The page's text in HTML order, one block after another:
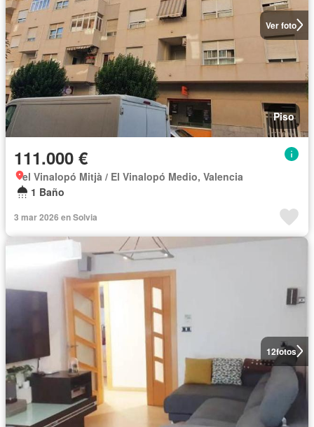
Ver foto
Piso
111.000 €
el Vinalopó Mitjà / El Vinalopó Medio, Valencia
1 Baño
3 mar 2026 en Solvia
12fotos